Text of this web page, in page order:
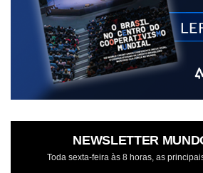
NEWSLETTER
Toda sexta-feira às 8 horas, as